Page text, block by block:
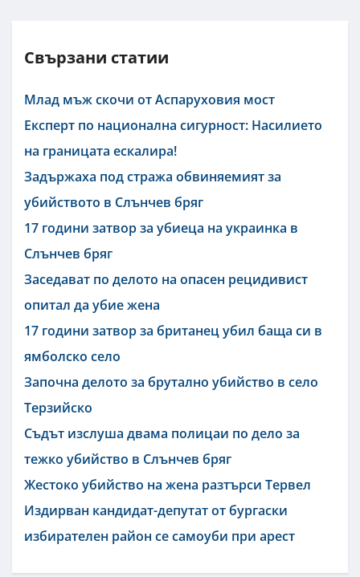
Свързани статии
Млад мъж скочи от Аспаруховия мост
Експерт по национална сигурност: Насилието
на границата ескалира!
Задържаха под стража обвиняемият за
убийството в Слънчев бряг
17 години затвор за убиеца на украинка в
Слънчев бряг
Заседават по делото на опасен рецидивист
опитал да убие жена
17 години затвор за британец убил баща си в
ямболско село
Започна делото за брутално убийство в село
Терзийско
Съдът изслуша двама полицаи по дело за
тежко убийство в Слънчев бряг
Жестоко убийство на жена разтърси Тервел
Издирван кандидат-депутат от бургаски
избирателен район се самоуби при арест